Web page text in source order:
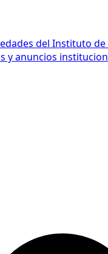
del Instituto
y anuncios